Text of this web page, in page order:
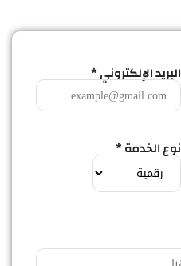
البريد الإلكتروني *
نوع الخدمة *